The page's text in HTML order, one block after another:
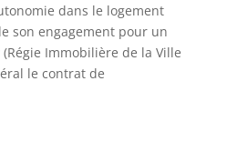
dans le logement
son engagement pour un
Immobilière de la Ville
le contrat de